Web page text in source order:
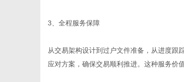
3、全程服务保障
从交易架构设计到过户文件准备，从进度跟
应对方案，确保交易顺利推进。这种服务价